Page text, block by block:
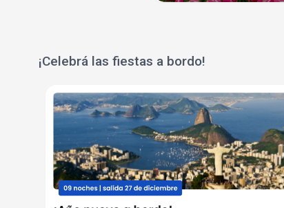
¡Celebrá las fiestas a bordo!